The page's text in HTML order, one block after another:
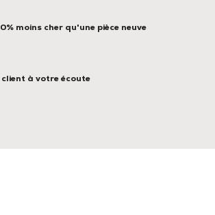
moins cher qu'une pièce neuve
client à votre écoute